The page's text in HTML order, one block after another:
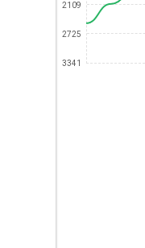
2109
2725
3341